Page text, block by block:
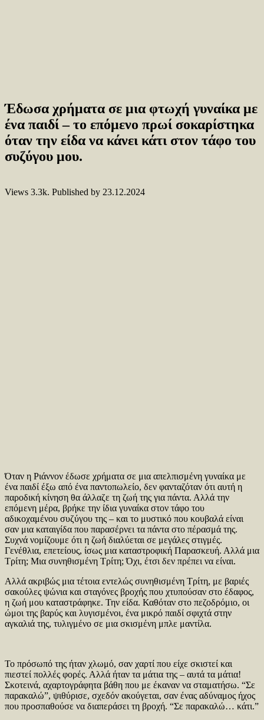
Έδωσα χρήματα σε μια φτωχή γυναίκα με
ένα παιδί – το επόμενο πρωί σοκαρίστηκα
όταν την είδα να κάνει κάτι στον τάφο του
συζύγου μου.
Views 3.3k. Published by 23.12.2024
Όταν η Ριάννον έδωσε χρήματα σε μια απελπισμένη γυναίκα με
ένα παιδί έξω από ένα παντοπωλείο, δεν φανταζόταν ότι αυτή η
παροδική κίνηση θα άλλαζε τη ζωή της για πάντα. Αλλά την
επόμενη μέρα, βρήκε την ίδια γυναίκα στον τάφο του
αδικοχαμένου συζύγου της – και το μυστικό που κουβαλά είναι
σαν μια καταιγίδα που παρασέρνει τα πάντα στο πέρασμά της.
Συχνά νομίζουμε ότι η ζωή διαλύεται σε μεγάλες στιγμές.
Γενέθλια, επετείους, ίσως μια καταστροφική Παρασκευή. Αλλά μια
Τρίτη; Μια συνηθισμένη Τρίτη; Όχι, έτσι δεν πρέπει να είναι.
Αλλά ακριβώς μια τέτοια εντελώς συνηθισμένη Τρίτη, με βαριές
σακούλες ψώνια και σταγόνες βροχής που χτυπούσαν στο έδαφος,
η ζωή μου καταστράφηκε. Την είδα. Καθόταν στο πεζοδρόμιο, οι
ώμοι της βαρύς και λυγισμένοι, ένα μικρό παιδί σφιχτά στην
αγκαλιά της, τυλιγμένο σε μια σκισμένη μπλε μαντίλα.
Το πρόσωπό της ήταν χλωμό, σαν χαρτί που είχε σκιστεί και
πιεστεί πολλές φορές. Αλλά ήταν τα μάτια της – αυτά τα μάτια!
Σκοτεινά, αχαρτογράφητα βάθη που με έκαναν να σταματήσω. “Σε
παρακαλώ”, ψιθύρισε, σχεδόν ακούγεται, σαν ένας αδύναμος ήχος
που προσπαθούσε να διαπεράσει τη βροχή. “Σε παρακαλώ… κάτι.”